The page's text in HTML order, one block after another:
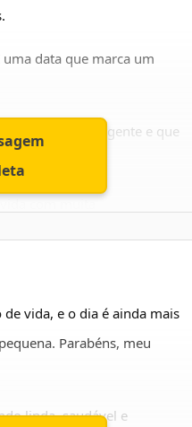
data que marca um
madura, inteligente e que
a felicidade que
vida, e o dia é ainda mais
Parabéns, meu
linda, saudável e